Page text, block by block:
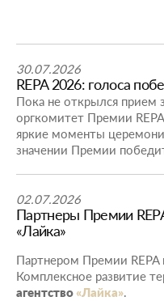
REPA 2026: голоса
30.07.2026
Пока не открылся прием
оргкомитет Премии
яркие моменты
значении Премии
Партнеры Премии
«Лайка»
02.07.2026
Партнером Премии REPA
Комплексное развитие
агентство «Лайка».